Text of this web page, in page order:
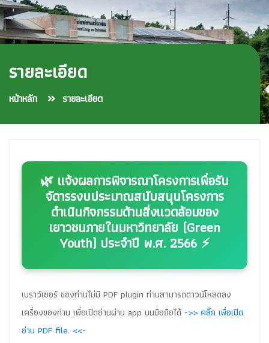
รายละเอียด
หน้าหลัก รายละเอียด
🌿 แจ้งผลการพิจารณาโครงการเพื่อรับ
จัดารรงบประมาณสนับสนุนโครงการ
ดำเนินกิจกรรมด้านสิ่งแวดล้อมของ
เยาวชนภายในมหาวิทยาลัย (Green
Youth) ประจำปี พ.ศ. 2566 ⚡
เบราว์เซอร์ ของท่านไม่มี PDF plugin ท่านสามารถดาวน์โหลดลง
เครื่องของท่าน เพื่อเปิดอ่านผ่าน app บนมือถือได้ ->> คลิ๊ก เพื่อเปิด
อ่าน PDF file. <<-